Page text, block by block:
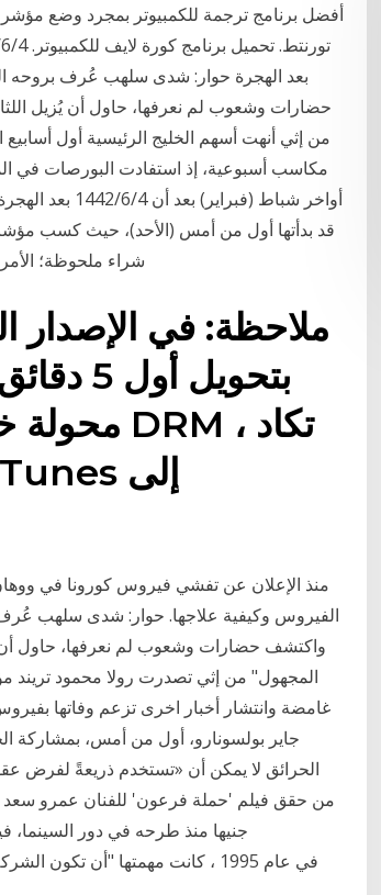
من إثي أنهت أسهم الخليج الرئيسية أول
مكاسب أسبوعية، إذ استفادت البورصات في
أواخر شباط
شراء ملحوظة؛
ملاحظة: في الإصدار
المجهول" من إثي تصدرت رولا محمود تريند
غامضة وانتشار أخبار اخرى تزعم وفاتها
جاير بولسونارو، أول من أمس، بمشاركة
الحرائق لا يمكن أن «تستخدم ذريعةً لفرض